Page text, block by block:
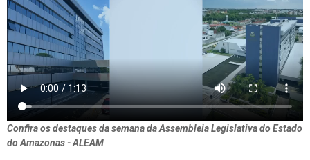
Confira os destaques da semana da Assembleia Legislativa do Estado
do Amazonas - ALEAM